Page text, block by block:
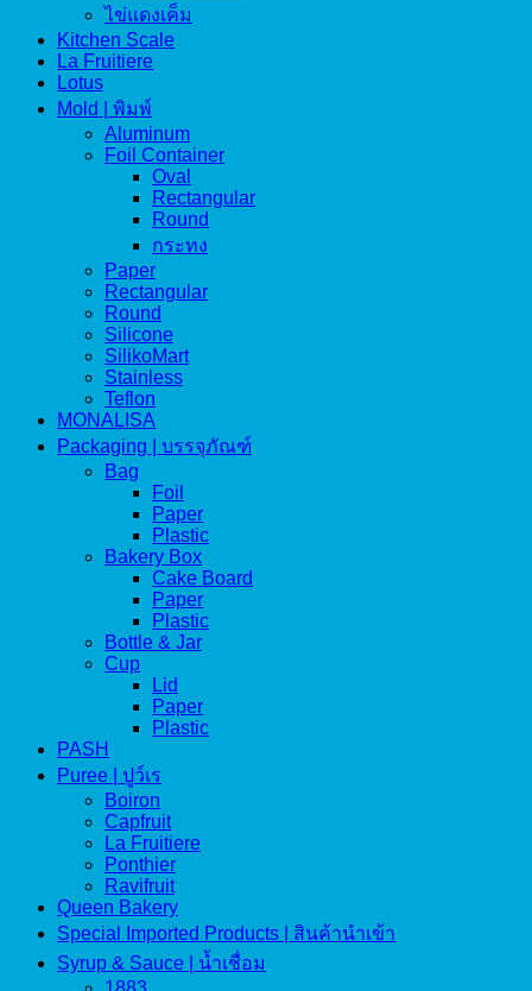
ไข่แดงเค็ม
Kitchen Scale
La Fruitiere
Lotus
Mold | พิมพ์
Aluminum
Foil Container
Oval
Rectangular
Round
กระทง
Paper
Rectangular
Round
Silicone
SilikoMart
Stainless
Teflon
MONALISA
Packaging | บรรจุภัณฑ์
Bag
Foil
Paper
Plastic
Bakery Box
Cake Board
Paper
Plastic
Bottle & Jar
Cup
Lid
Paper
Plastic
PASH
Puree | ปูว์เร
Boiron
Capfruit
La Fruitiere
Ponthier
Ravifruit
Queen Bakery
Special Imported Products | สินค้านำเข้า
Syrup & Sauce | น้ำเชื่อม